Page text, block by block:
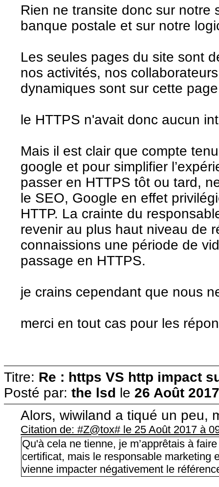
Rien ne transite donc sur notre
banque postale et sur notre
Les seules pages du site sont
nos activités, nos
dynamiques sont sur cette
le HTTPS n'avait donc aucun
Mais il est clair que compte
google et pour simplifier
passer en HTTPS tôt ou tard,
le SEO, Google en effet
HTTP. La crainte du
revenir au plus haut niveau de
connaissions une période de
passage en HTTPS.
je crains cependant que nous
merci en tout cas pour les
Titre: Re : https VS http impact
Posté par: the lsd le 26 Août
Alors, wiwiland a tiqué un peu,
Citation de: #Z@tox# le 25 Août 2017 à
Qu'à cela ne tienne, je m’apprêtais à
certificat, mais le responsable marketing
vienne impacter négativement le